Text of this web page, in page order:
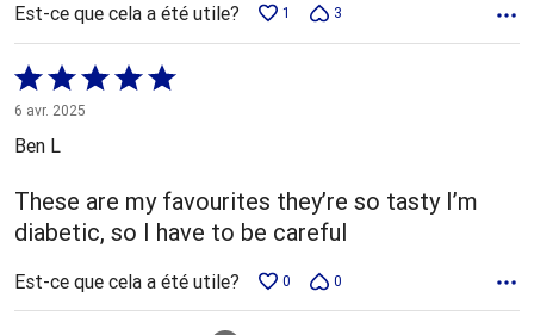
Est-ce que cela a été utile? 1 3
Coté
5 sur
5
6 avr. 2025
Ben L
These are my favourites they’re so tasty I’m
diabetic, so I have to be careful
Est-ce que cela a été utile? 0 0